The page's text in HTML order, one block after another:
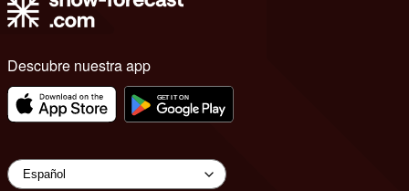
Descubre nuestra app